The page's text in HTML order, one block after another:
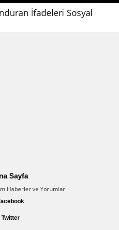
İfadeleri Sosyal
Sayfa
Haberler ve Yorumlar
Twitter